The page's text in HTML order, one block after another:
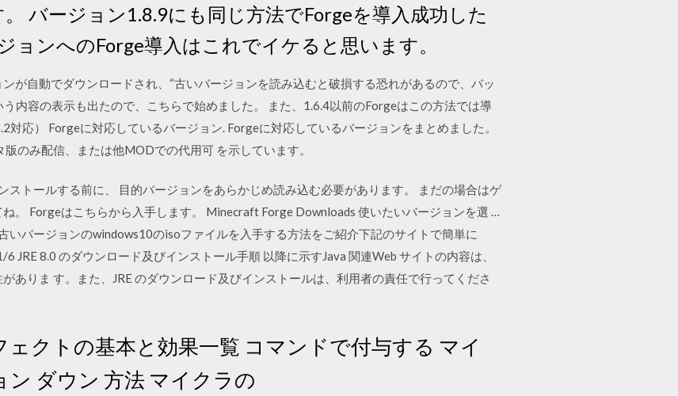
バージョン1.8.9にも同じ方法でForgeを導入成功した
ョンへのForge導入はこれでイケると思います。
が自動でダウンロードされ、“古いバージョンを読み込むと破損する恐れがあるので、バッ
内容の表示も出たので、こちらで始めました。 また、1.6.4以前のForgeはこの方法では導
対応） Forgeに対応しているバージョン. Forgeに対応しているバージョンをまとめました。
のみ配信、または他MODでの代用可 を示しています。
ストールする前に、 目的バージョンをあらかじめ読み込む必要があります。 まだの場合はゲ
。 Forgeはこちらから入手します。 Minecraft Forge Downloads 使いたいバージョンを選 …
バージョンのwindows10のisoファイルを入手する方法をご紹介下記のサイトで簡単に
8.0 のダウンロード及びインストール手順 以降に示すJava 関連Web サイトの内容は、
ありま す。また、JRE のダウンロード及びインストールは、利用者の責任で行ってくださ
ェクトの基本と効果一覧 コマンドで付与する マイ
ン ダウン 方法 マイクラの